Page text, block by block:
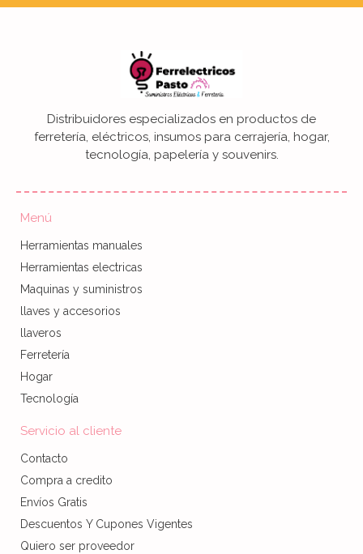
Distribuidores especializados en productos de
ferretería, eléctricos, insumos para cerrajería, hogar,
tecnología, papelería y souvenirs.
Menú
Herramientas manuales
Herramientas electricas
Maquinas y suministros
llaves y accesorios
llaveros
Ferretería
Hogar
Tecnología
Servicio al cliente
Contacto
Compra a credito
Envíos Gratis
Descuentos Y Cupones Vigentes
Quiero ser proveedor